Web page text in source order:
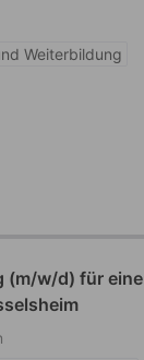
Weiterbildung
(m/w/d) für eine